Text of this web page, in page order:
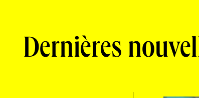
Dernières